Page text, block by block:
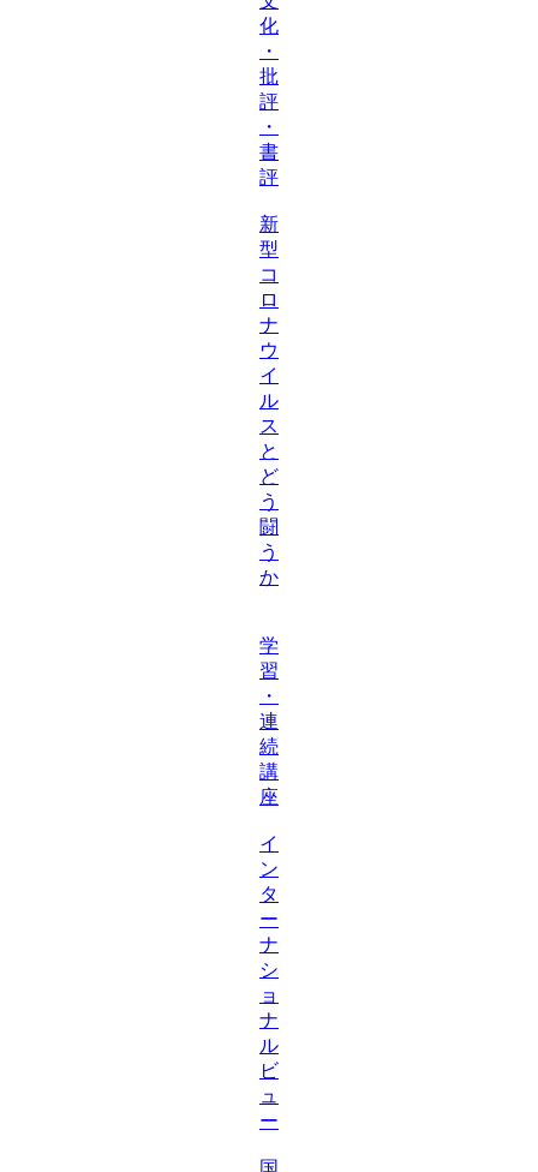
化
・
批
評
・
書
評
新
型
コ
ロ
ナ
ウ
イ
ル
ス
と
ど
う
闘
う
か
学
習
・
連
続
講
座
イ
ン
タ
ー
ナ
シ
ョ
ナ
ル
ビ
ュ
ー
国